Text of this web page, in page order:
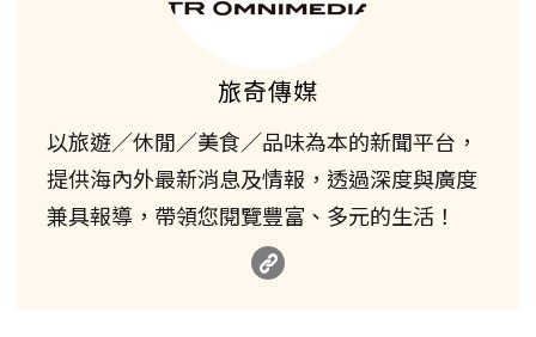
旅奇傳媒
以旅遊／休閒／美食／品味為本的新聞平台，
提供海內外最新消息及情報，透過深度與廣度
兼具報導，帶領您閱覽豐富、多元的生活！